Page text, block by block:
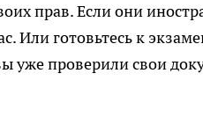
прав. Если они
Или готовьтесь к
уже проверили свои